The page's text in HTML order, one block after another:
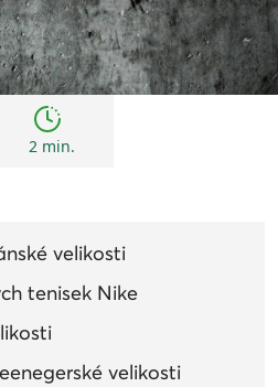
Tipy
2 min.
velikosti
tenisek Nike
velikosti